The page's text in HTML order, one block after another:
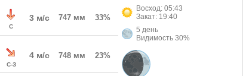
С
3 м/с 747 мм 33%
С-З
4 м/с 748 мм 23%
Восход: 05:43
Закат: 19:40
5 день
Видимость 30%